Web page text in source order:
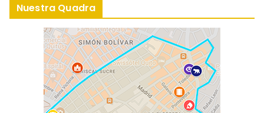
Nuestra Quadra